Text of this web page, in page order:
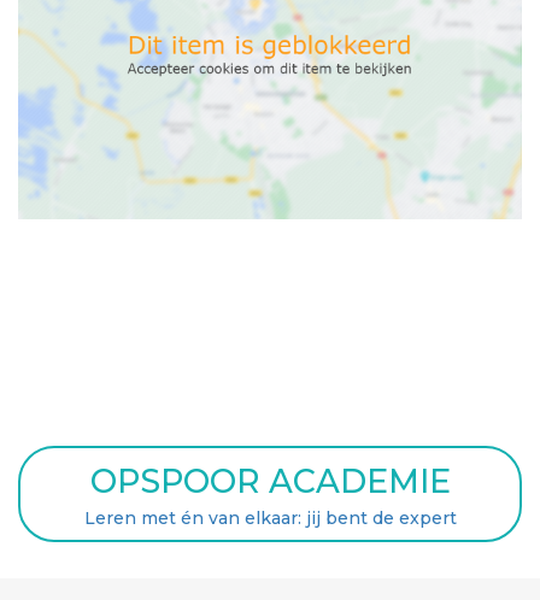
OPSPOOR ACADEMIE
Leren met én van elkaar: jij bent de expert